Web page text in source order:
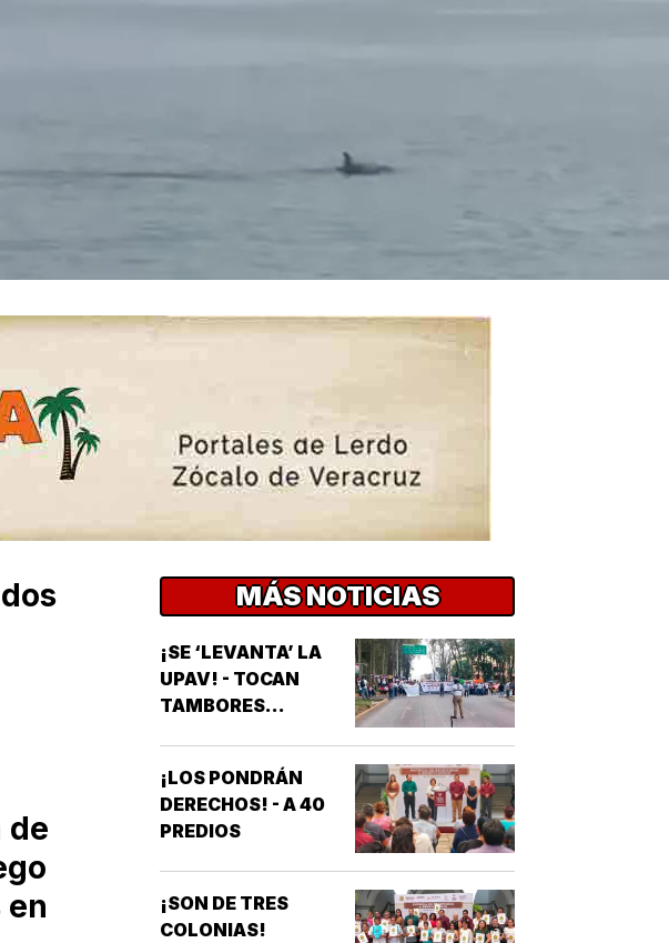
de
en
MÁS NOTICIAS
¡SE ‘LEVANTA’ LA
UPAV! - TOCAN
TAMBORES...
¡LOS PONDRÁN
DERECHOS! - A 40
PREDIOS
¡SON DE TRES
COLONIAS!